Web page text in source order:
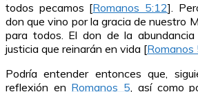
todos pecamos [Romanos 5:12].
don que vino por la gracia de nuestro
para todos. El don de la
justicia que reinarán en vida [Romanos
Podría entender entonces que,
reflexión en Romanos 5, así como